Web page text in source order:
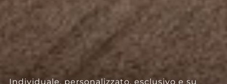
Individuale, personalizzato, esclusivo e su